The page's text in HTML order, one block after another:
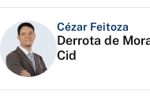
Cézar Feitoza
Derrota de
Cid